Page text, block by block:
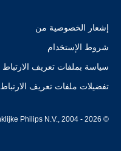
إشعار الخصوصية من
شروط الإستخدام
سياسة بملفات تعريف الارتباط
تفضيلات ملفات تعريف الارتباط
© Koninklijke Philips N.V., 2004 - 2026. كل الحقوق محفوظة.